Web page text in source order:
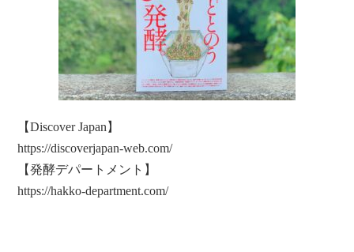
【Discover Japan】
https://discoverjapan-web.com/
【発酵デパートメント】
https://hakko-department.com/